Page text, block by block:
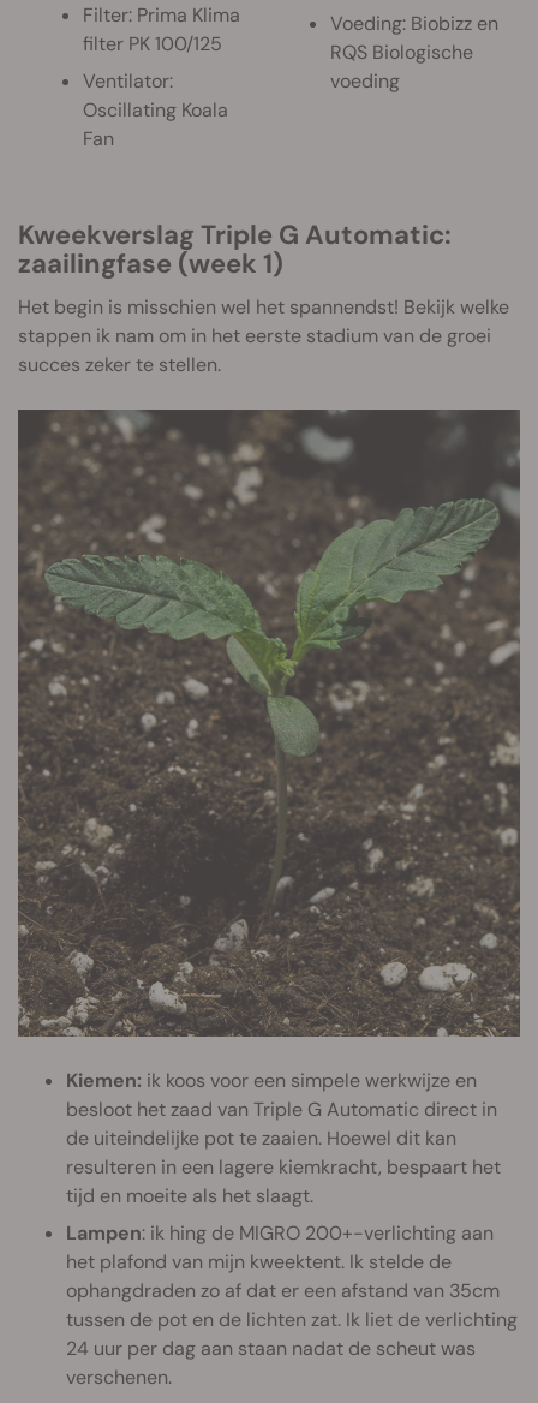
Filter: Prima Klima
filter PK 100/125
Ventilator:
Oscillating Koala
Fan
Voeding: Biobizz en
RQS Biologische
voeding
Kweekverslag Triple G Automatic:
zaailingfase (week 1)
Het begin is misschien wel het spannendst! Bekijk welke
stappen ik nam om in het eerste stadium van de groei
succes zeker te stellen.
Kiemen: ik koos voor een simpele werkwijze en
besloot het zaad van Triple G Automatic direct in
de uiteindelijke pot te zaaien. Hoewel dit kan
resulteren in een lagere kiemkracht, bespaart het
tijd en moeite als het slaagt.
Lampen: ik hing de MIGRO 200+-verlichting aan
het plafond van mijn kweektent. Ik stelde de
ophangdraden zo af dat er een afstand van 35cm
tussen de pot en de lichten zat. Ik liet de verlichting
24 uur per dag aan staan nadat de scheut was
verschenen.